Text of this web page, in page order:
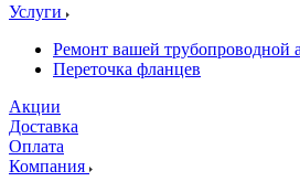
Услуги
Ремонт вашей трубопроводной
Переточка фланцев
Акции
Доставка
Оплата
Компания